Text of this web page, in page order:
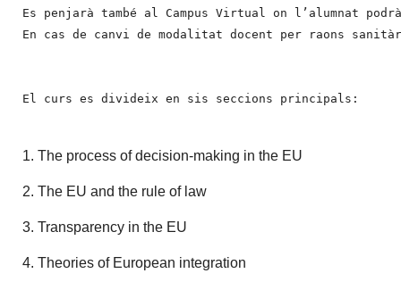
Es penjarà també al Campus Virtual on l’alumnat
En cas de canvi de modalitat docent per raons
El curs es divideix en sis seccions principals:
1. The process of decision-making in the EU
2. The EU and the rule of law
3. Transparency in the EU
4. Theories of European integration